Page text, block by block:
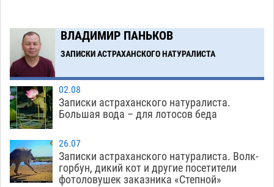
13:29
Астраханский аэропорт попробует отбиться
от ворон в апелляционном суде
07.08
ВЛАДИМИР ПАНЬКОВ
ЗАПИСКИ АСТРАХАНСКОГО НАТУРАЛИСТА
02.08
Записки астраханского натуралиста.
Большая вода – для лотосов беда
26.07
Записки астраханского натуралиста. Волк-
горбун, дикий кот и другие посетители
фотоловушек заказника «Степной»